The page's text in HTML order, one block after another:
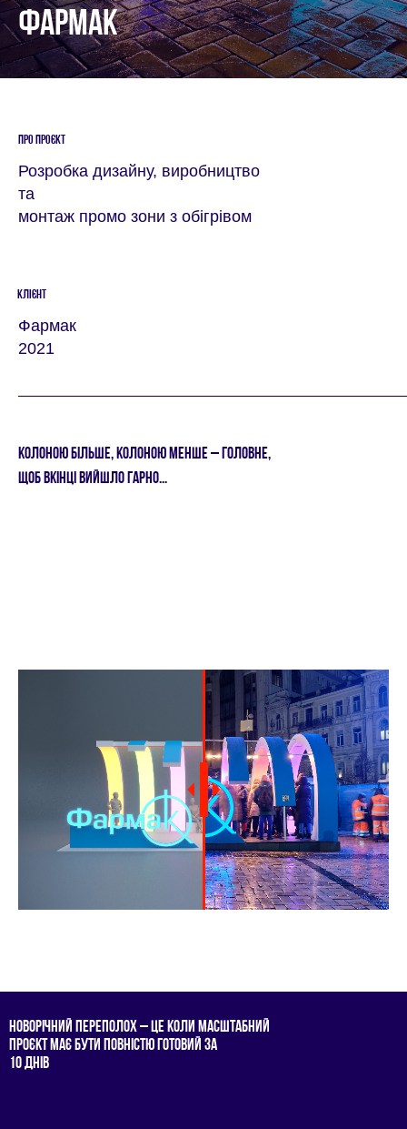
ФАРМАК
Фармак
2021
Розробка дизайну, виробництво
та
монтаж промо зони з обігрівом
ПРО ПРОЄКТ
КЛIЄНТ
КОЛОНОЮ БIЛЬШЕ, КОЛОНОЮ МЕНШЕ – ГОЛОВНЕ,
ЩОБ ВКIНЦI ВИЙШЛО ГАРНО...
НОВОРIЧНИЙ ПЕРЕПОЛОХ – ЦЕ КОЛИ МАСШТАБНИЙ
ПРОЄКТ МАЄ БУТИ ПОВНIСТЮ ГОТОВИЙ ЗА
10 ДНIВ